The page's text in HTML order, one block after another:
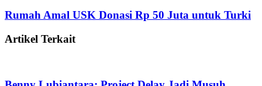
Rumah Amal USK Donasi Rp 50 Juta untuk Turki
Artikel Terkait